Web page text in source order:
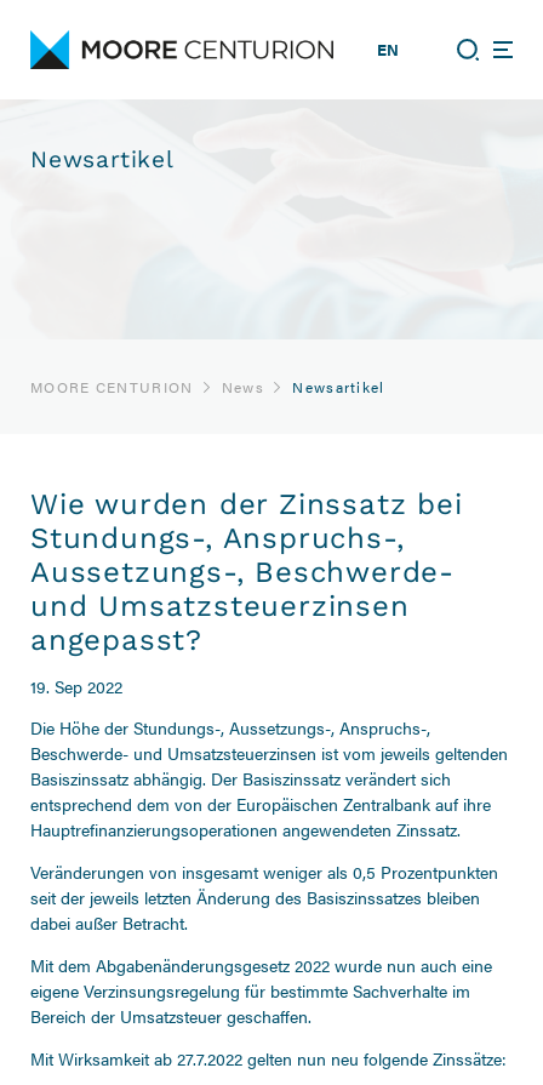
EN
Newsartikel
MOORE CENTURION News Newsartikel
Wie wurden der Zinssatz bei
Stundungs-, Anspruchs-,
Aussetzungs-, Beschwerde-
und Umsatzsteuerzinsen
angepasst?
19. Sep 2022
Die Höhe der Stundungs-, Aussetzungs-, Anspruchs-,
Beschwerde- und Umsatzsteuerzinsen ist vom jeweils geltenden
Basiszinssatz abhängig. Der Basiszinssatz verändert sich
entsprechend dem von der Europäischen Zentralbank auf ihre
Hauptrefinanzierungsoperationen angewendeten Zinssatz.
Veränderungen von insgesamt weniger als 0,5 Prozentpunkten
seit der jeweils letzten Änderung des Basiszinssatzes bleiben
dabei außer Betracht.
Mit dem Abgabenänderungsgesetz 2022 wurde nun auch eine
eigene Verzinsungsregelung für bestimmte Sachverhalte im
Bereich der Umsatzsteuer geschaffen.
Mit Wirksamkeit ab 27.7.2022 gelten nun neu folgende Zinssätze: